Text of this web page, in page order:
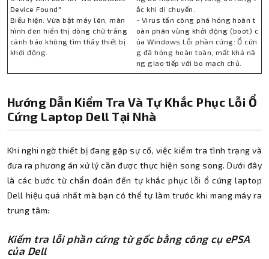
Device Found"
Biểu hiện: Vừa bật máy lên, màn
hình đen hiển thị dòng chữ trắng
cảnh báo không tìm thấy thiết bị
khởi động.
ắc khi di chuyển.
- Virus tấn công phá hỏng hoàn t
oàn phân vùng khởi động (boot) c
ủa Windows.Lỗi phần cứng: Ổ cứn
g đã hỏng hoàn toàn, mất khả nă
ng giao tiếp với bo mạch chủ.
Hướng Dẫn Kiểm Tra Và Tự Khắc Phục Lỗi Ổ
Cứng Laptop Dell Tại Nhà
Khi nghi ngờ thiết bị đang gặp sự cố, việc kiểm tra tình trạng và
đưa ra phương án xử lý cần được thực hiện song song. Dưới đây
là các bước từ chẩn đoán đến tự khắc phục lỗi ổ cứng laptop
Dell hiệu quả nhất mà bạn có thể tự làm trước khi mang máy ra
trung tâm:
Kiểm tra lỗi phần cứng từ gốc bằng công cụ ePSA
của Dell